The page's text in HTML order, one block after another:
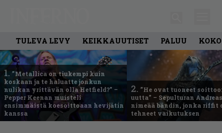
TULEVA LEVY KEIKKAUUTISET PALUU
1. ”Metallica on tiukempi kuin
koskaan ja te haluatte jonkun
nulikan yrittävän olla Hetfield?” –
Pepper Keenan muisteli
ensimmäistä koesoittoaan hevijätin
kanssa
2. ”He ovat tuoneet
uutta” – Sepulturan
nimeää bändin, jonka riffit
tehneet vaikutuksen